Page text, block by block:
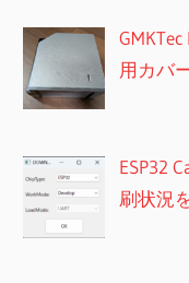
用カバ
ESP32
刷状況